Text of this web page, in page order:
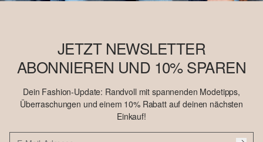
JETZT NEWSLETTER
ABONNIEREN UND 10% SPAREN
Dein Fashion-Update: Randvoll mit spannenden Modetipps,
Überraschungen und einem 10% Rabatt auf deinen nächsten
Einkauf!